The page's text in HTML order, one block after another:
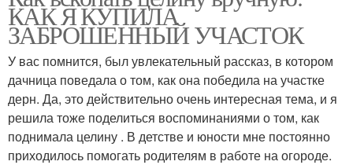
КАК Я КУПИЛА
ЗАБРОШЕННЫЙ УЧАСТОК
У вас помнится, был увлекательный рассказ, в котором
дачница поведала о том, как она победила на участке
дерн. Да, это действительно очень интересная тема, и я
решила тоже поделиться воспоминаниями о том, как
поднимала целину . В детстве и юности мне постоянно
приходилось помогать родителям в работе на огороде.